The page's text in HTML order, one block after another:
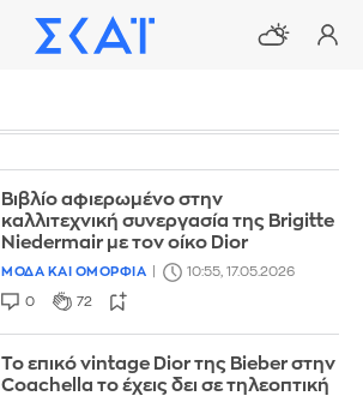
Βιβλίο αφιερωμένο στην
καλλιτεχνική συνεργασία της Brigitte
Niedermair με τον οίκο Dior
ΜΟΔΑ ΚΑΙ ΟΜΟΡΦΙΑ 10:55, 17.05.2026
0 72
Το επικό vintage Dior της Bieber στην
Coachella το έχεις δει σε τηλεοπτική